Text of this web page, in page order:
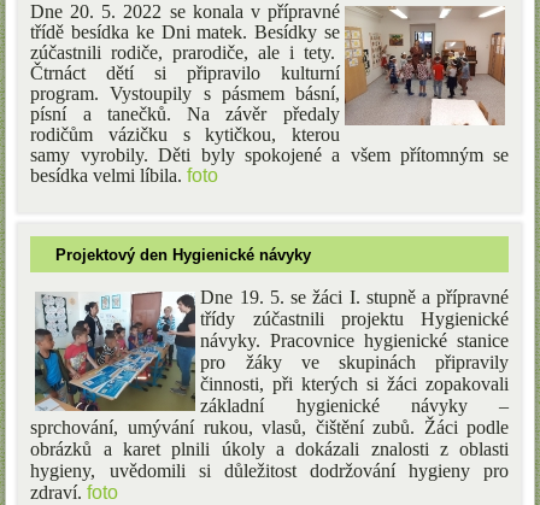
Dne 20. 5. 2022 se konala v přípravné
třídě besídka ke Dni matek. Besídky se
zúčastnili rodiče, prarodiče, ale i tety.
Čtrnáct dětí si připravilo kulturní
program. Vystoupily s pásmem básní,
písní a tanečků. Na závěr předaly
rodičům vázičku s kytičkou, kterou
samy vyrobily. Děti byly spokojené a všem přítomným se
besídka velmi líbila.foto
Projektový den Hygienické návyky
Dne 19. 5. se žáci I. stupně a přípravné
třídy zúčastnili projektu Hygienické
návyky. Pracovnice hygienické stanice
pro žáky ve skupinách připravily
činnosti, při kterých si žáci zopakovali
základní hygienické návyky –
sprchování, umývání rukou, vlasů, čištění zubů. Žáci podle
obrázků a karet plnili úkoly a dokázali znalosti z oblasti
hygieny, uvědomili si důležitost dodržování hygieny pro
zdraví.foto